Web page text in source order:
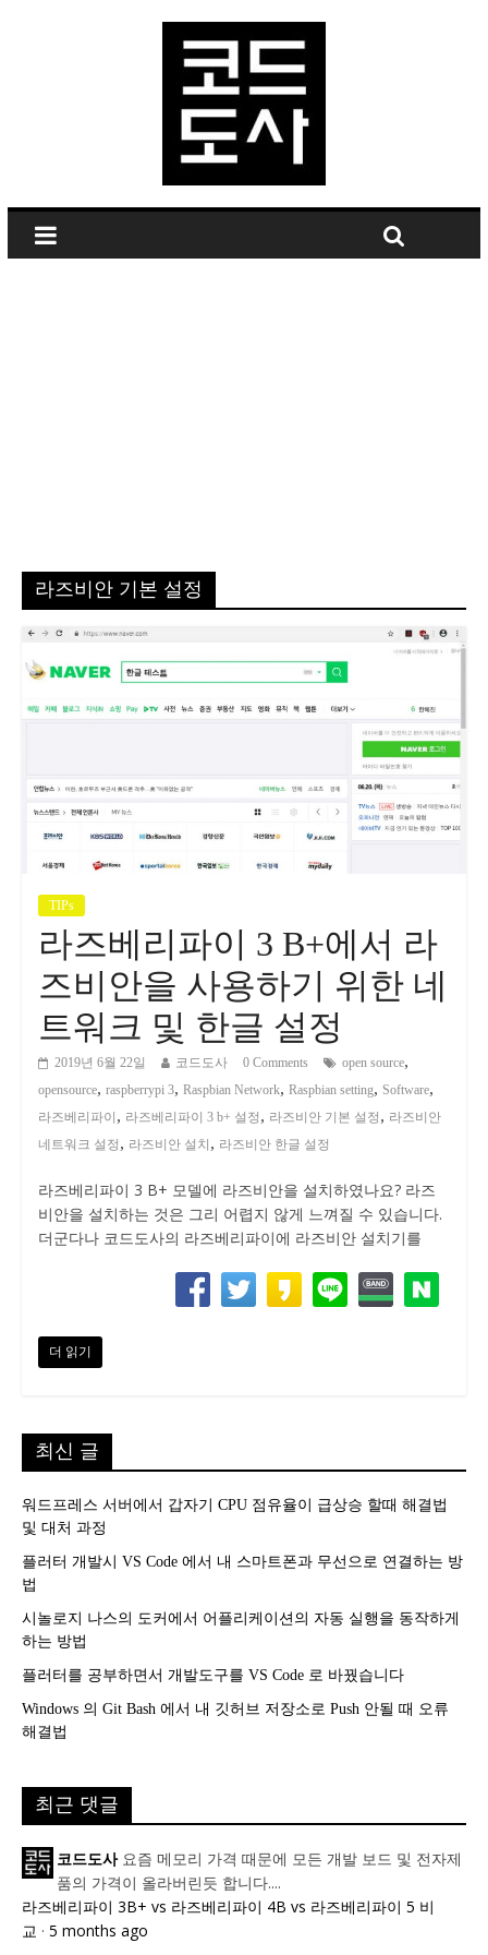
라즈비안 기본 설정
TIPs
라즈베리파이 3 B+에서 라
즈비안을 사용하기 위한 네
트워크 및 한글 설정
2019년 6월 22일 코드도사 0 Comments open source,
opensource, raspberrypi 3, Raspbian Network, Raspbian setting, Software,
라즈베리파이 , 라즈베리파이 3 b+ 설정 , 라즈비안 기본 설정 , 라즈비안
네트워크 설정 , 라즈비안 설치 , 라즈비안 한글 설정
라즈베리파이 3 B+ 모델에 라즈비안을 설치하였나요? 라즈
비안을 설치하는 것은 그리 어렵지 않게 느껴질 수 있습니다.
더군다나 코드도사의 라즈베리파이에 라즈비안 설치기를
더 읽기
최신 글
워드프레스 서버에서 갑자기 CPU 점유율이 급상승 할때 해결법
및 대처 과정
플러터 개발시 VS Code 에서 내 스마트폰과 무선으로 연결하는 방
법
시놀로지 나스의 도커에서 어플리케이션의 자동 실행을 동작하게
하는 방법
플러터를 공부하면서 개발도구를 VS Code 로 바꿨습니다
Windows 의 Git Bash 에서 내 깃허브 저장소로 Push 안될 때 오류
해결법
최근 댓글
코드도사 요즘 메모리 가격 때문에 모든 개발 보드 및 전자제
품의 가격이 올라버린듯 합니다....
라즈베리파이 3B+ vs 라즈베리파이 4B vs 라즈베리파이 5 비
교 · 5 months ago